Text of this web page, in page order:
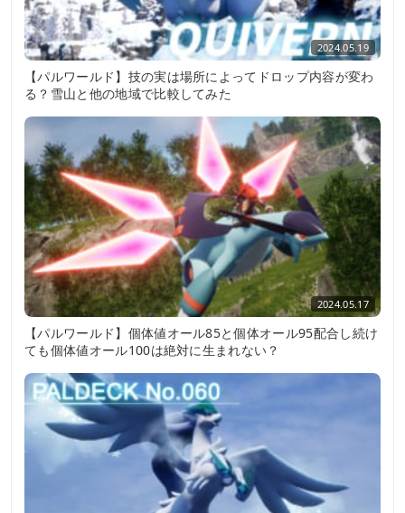
2024.05.19
【パルワールド】技の実は場所によってドロップ内容が変わ
る？雪山と他の地域で比較してみた
2024.05.17
【パルワールド】個体値オール85と個体オール95配合し続け
ても個体値オール100は絶対に生まれない？